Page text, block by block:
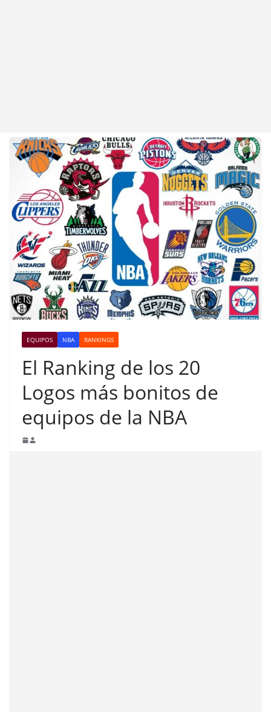
EQUIPOS NBA RANKINGS
El Ranking de los 20
Logos más bonitos de
equipos de la NBA